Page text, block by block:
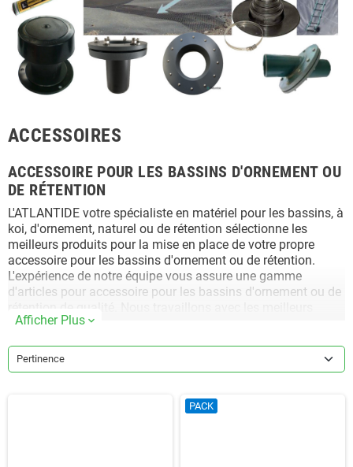
ACCESSOIRES
ACCESSOIRE POUR LES BASSINS D'ORNEMENT OU
DE RÉTENTION
L'ATLANTIDE votre spécialiste en matériel pour les bassins, à
koi, d'ornement, naturel ou de rétention sélectionne les
meilleurs produits pour la mise en place de votre propre
accessoire pour les bassins d'ornement ou de rétention.
L'expérience de notre équipe vous assure une gamme
d'articles pour accessoire pour les bassins d'ornement ou de
rétention de qualité. Nous travaillons avec les meilleurs
fabricants et fournisseurs pour vous garantir un système
rongeurs, échelle de corde de secours, géotextile, évent de
dégazage, raccords, traversée de paroi pro en pvc-u, bride
double à 45°, innotec® adheseal 290 ml, innotec® easy
gasket 275 ml noir, colle mastic super strong 290 ml,
Afficher Plus expand_more
Pertinence
PACK